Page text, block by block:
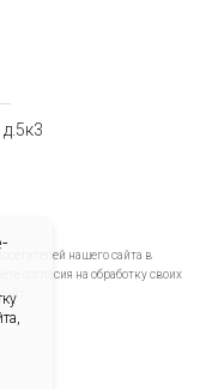
нашего сайта в
согласия на обработку своих